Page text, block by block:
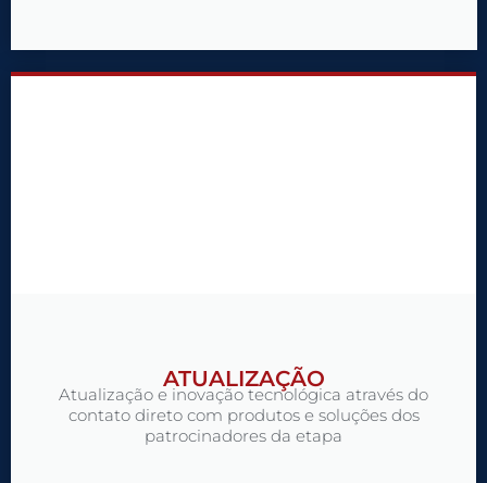
ATUALIZAÇÃO
Atualização e inovação tecnológica através do
contato direto com produtos e soluções dos
patrocinadores da etapa